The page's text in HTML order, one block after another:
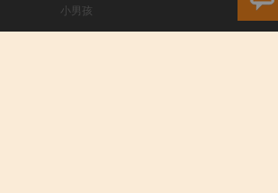
小男孩